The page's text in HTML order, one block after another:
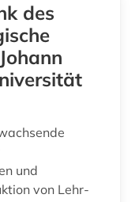
gesundheitsberichterstattung (1)des
und
von Lehr-